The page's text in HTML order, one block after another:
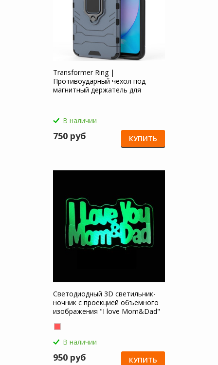
Transformer Ring |
Противоударный чехол под
магнитный держатель для
В наличии
750 руб КУПИТЬ
Светодиодный 3D светильник-
ночник с проекцией объемного
изображения "I love Mom&Dad"
В наличии
950 руб КУПИТЬ